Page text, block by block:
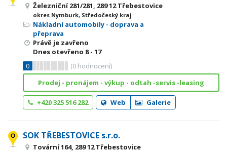
Železniční 281/281, 289 12 Třebestovice
okres Nymburk, Středočeský kraj
Nákladní automobily - doprava a
přeprava
Právě je zavřeno
Dnes otevřeno 8 - 17
0
(0 hodnocení)
Prodej - pronájem - výkup - odtah -servis -leasing
+420 325 516 282 Web Galerie
SOK TŘEBESTOVICE s.r.o.
Tovární 164, 289 12 Třebestovice